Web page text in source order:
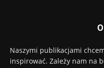
Naszymi publikacjami
inspirować. Zależy nam na